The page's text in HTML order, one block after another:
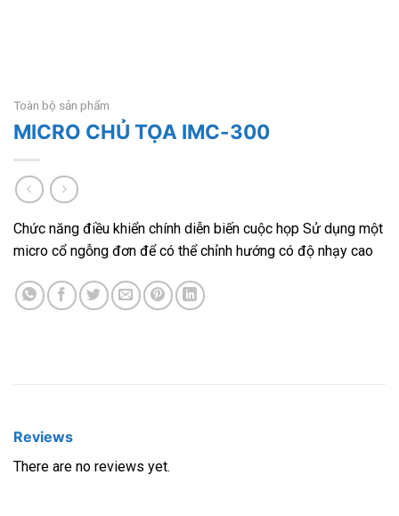
Toàn bộ sản phẩm
MICRO CHỦ TỌA IMC-300
Chức năng điều khiển chính diễn biến cuộc họp Sử dụng một
micro cổ ngỗng đơn để có thể chỉnh hướng có độ nhạy cao
Reviews
There are no reviews yet.